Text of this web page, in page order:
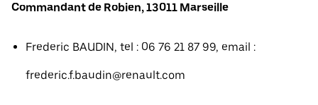
Commandant de Robien, 13011 Marseille
Frederic BAUDIN, tel : 06 76 21 87 99, email :
frederic.f.baudin@renault.com